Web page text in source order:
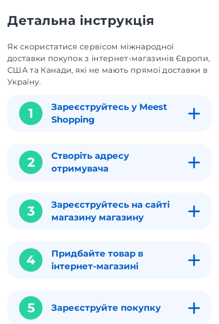
Детальна інструкція
Як скористатися сервісом міжнародної
доставки покупок з інтернет-магазинів Європи,
США та Канади, які не мають прямої доставки в
Україну.
1
Зареєструйтесь у Meest
Shopping
2
Створіть адресу
отримувача
3
Зареєструйтесь на сайті
магазину магазину
4
Придбайте товар в
інтернет-магазині
5 Зареєструйте покупку